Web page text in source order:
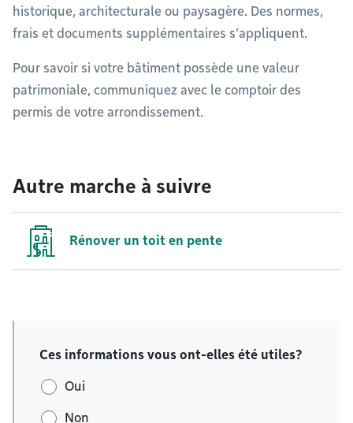
historique, architecturale ou paysagère. Des normes,
frais et documents supplémentaires s’appliquent.
Pour savoir si votre bâtiment possède une valeur
patrimoniale, communiquez avec le comptoir des
permis de votre arrondissement.
Autre marche à suivre
Rénover un toit en pente
Ces informations vous ont-elles été utiles?
Oui
Non